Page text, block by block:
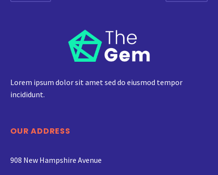
Lorem ipsum dolor sit amet sed do eiusmod tempor
incididunt.
OUR ADDRESS
908 New Hampshire Avenue